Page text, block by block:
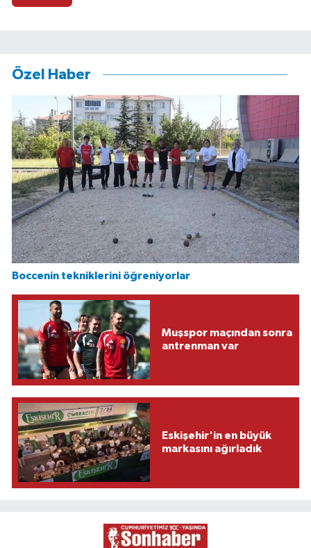
Özel Haber
Boccenin tekniklerini öğreniyorlar
Muşspor maçından sonra
antrenman var
Eskişehir'in en büyük
markasını ağırladık